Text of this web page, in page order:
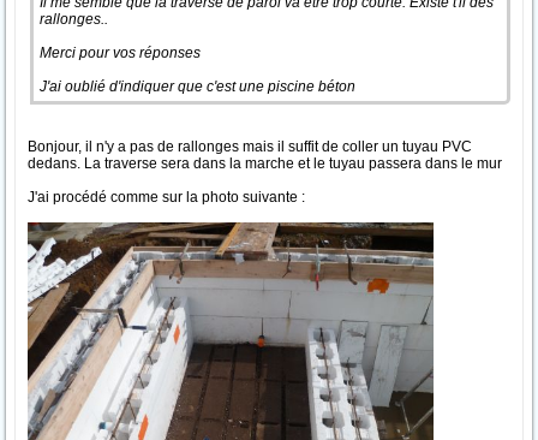
rallonges..
Merci pour vos réponses
J'ai oublié d'indiquer que c'est une piscine béton
Bonjour, il n'y a pas de rallonges mais il suffit de coller un tuyau PVC
dedans. La traverse sera dans la marche et le tuyau passera dans le mur
J'ai procédé comme sur la photo suivante :